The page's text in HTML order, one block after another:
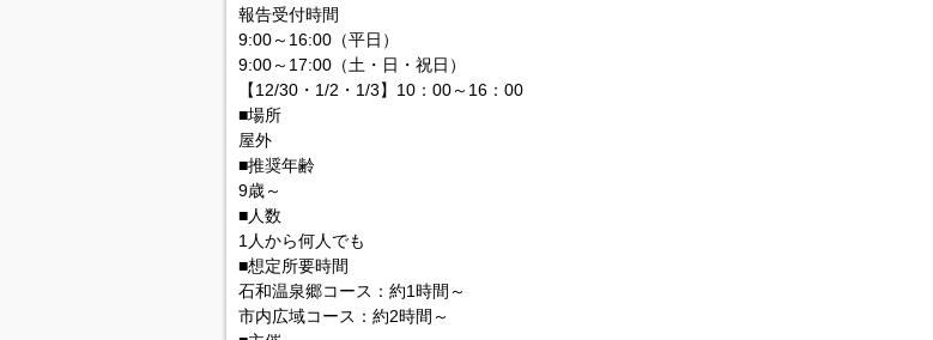
報告受付時間
9:00～16:00（平日）
9:00～17:00（土・日・祝日）
【12/30・1/2・1/3】10：00～16：00
■場所
屋外
■推奨年齢
9歳～
■人数
1人から何人でも
■想定所要時間
石和温泉郷コース：約1時間～
市内広域コース：約2時間～